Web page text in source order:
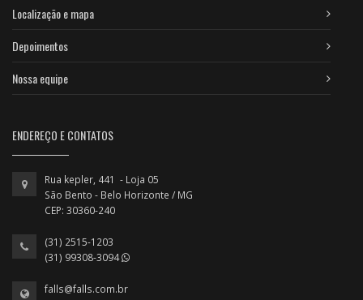
Localização e mapa
Depoimentos
Nossa equipe
ENDEREÇO E CONTATOS
Rua kepler, 441 - Loja 05
São Bento - Belo Horizonte / MG
CEP: 30360-240
(31) 2515-1203
(31) 99308-3094
falls@falls.com.br